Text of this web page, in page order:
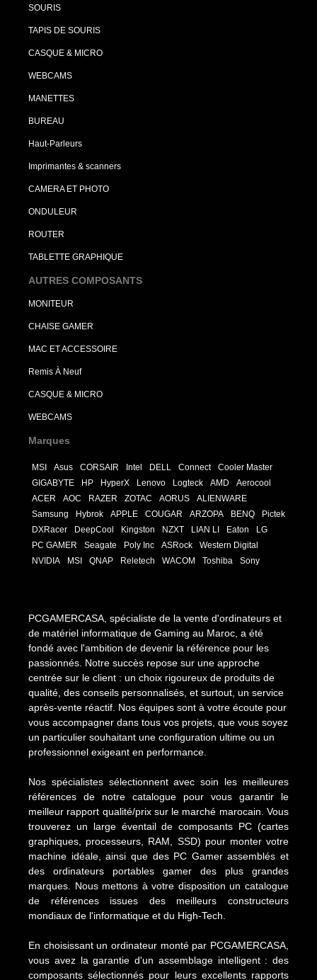
SOURIS
TAPIS DE SOURIS
CASQUE & MICRO
WEBCAMS
MANETTES
BUREAU
Haut-Parleurs
Imprimantes & scanners
CAMERA ET PHOTO
ONDULEUR
ROUTER
TABLETTE GRAPHIQUE
AUTRES COMPOSANTS
MONITEUR
CHAISE GAMER
MAC ET ACCESSOIRE
Remis À Neuf
CASQUE & MICRO
WEBCAMS
Marques
MSI Asus CORSAIR Intel DELL Connect
Cooler Master
GIGABYTE
HP HyperX Lenovo Logteck AMD
Aerocool
ACER
AOC RAZER ZOTAC AORUS
ALIENWARE
Samsung
Hybrok APPLE COUGAR ARZOPA BENQ
Pictek
DXRacer
DeepCool Kingston NZXT LIAN LI Eaton
LG
PC GAMER
Seagate Poly Inc ASRock
Western Digital
NVIDIA
MSI QNAP Reletech WACOM Toshiba Sony
PCGAMERCASA, spécialiste de la vente d'ordinateurs et
de matériel informatique de Gaming au Maroc, a été
fondé avec l'ambition de devenir la référence pour les
passionnés. Notre succès repose sur une approche
centrée sur le client : un choix rigoureux de produits de
qualité, des conseils personnalisés, et surtout, un service
après-vente réactif. Nos équipes sont à votre écoute pour
vous accompagner dans tous vos projets, que vous soyez
un particulier souhaitant une configuration ultime ou un
professionnel exigeant en performance.
Nos spécialistes sélectionnent avec soin les meilleures
références de notre catalogue pour vous garantir le
meilleur rapport qualité/prix sur le marché marocain. Vous
trouverez un large éventail de composants PC (cartes
graphiques, processeurs, RAM, SSD) pour monter votre
machine idéale, ainsi que des PC Gamer assemblés et
des ordinateurs portables gamer des plus grandes
marques. Nous mettons à votre disposition un catalogue
de références issues des meilleurs constructeurs
mondiaux de l'informatique et du High-Tech.
En choisissant un ordinateur monté par PCGAMERCASA,
vous avez la garantie d'un assemblage intelligent : des
composants sélectionnés pour leurs excellents rapports